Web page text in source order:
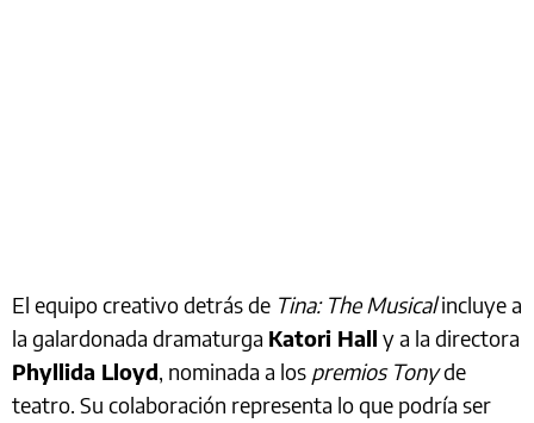
El equipo creativo detrás de Tina: The Musicalincluye a
la galardonada dramaturga Katori Hall y a la directora
Phyllida Lloyd, nominada a los premios Tonyde
teatro. Su colaboración representa lo que podría ser